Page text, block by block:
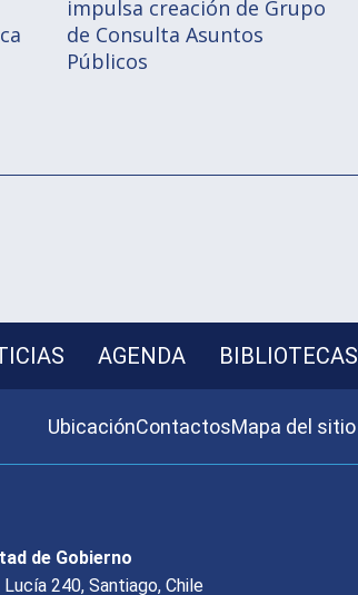
impulsa creación de Grupo
de Consulta Asuntos
Públicos
AGENDA BIBLIOTECAS
UbicaciónContactosMapa del sitio
de Gobierno
240, Santiago, Chile